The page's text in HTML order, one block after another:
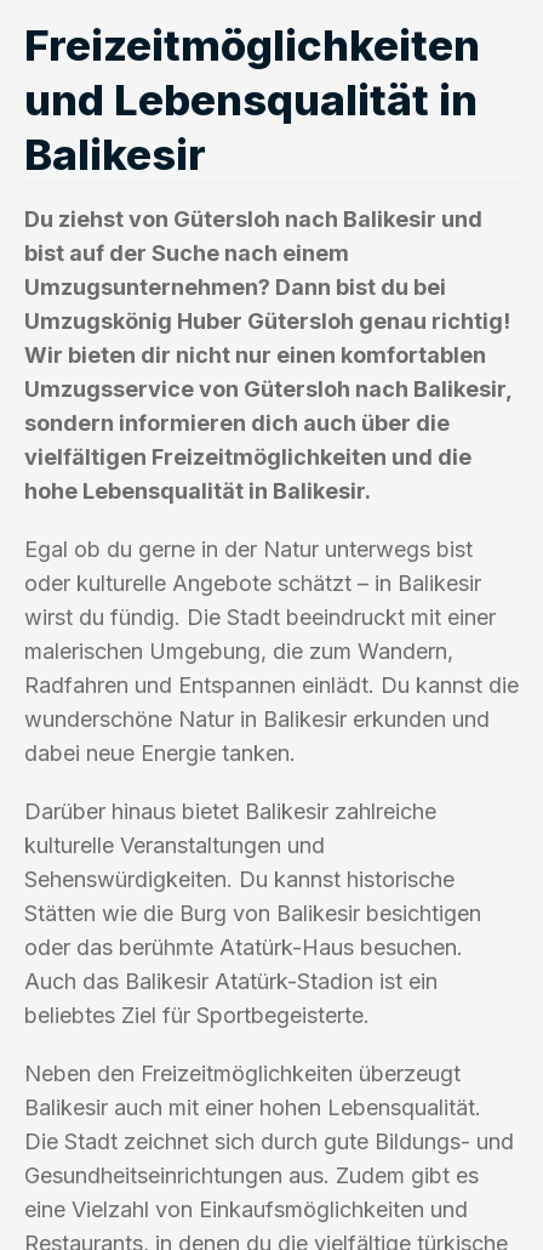
Freizeitmöglichkeiten
und Lebensqualität in
Balikesir
Du ziehst von Gütersloh nach Balikesir und
bist auf der Suche nach einem
Umzugsunternehmen? Dann bist du bei
Umzugskönig Huber Gütersloh genau richtig!
Wir bieten dir nicht nur einen komfortablen
Umzugsservice von Gütersloh nach Balikesir,
sondern informieren dich auch über die
vielfältigen Freizeitmöglichkeiten und die
hohe Lebensqualität in Balikesir.
Egal ob du gerne in der Natur unterwegs bist
oder kulturelle Angebote schätzt – in Balikesir
wirst du fündig. Die Stadt beeindruckt mit einer
malerischen Umgebung, die zum Wandern,
Radfahren und Entspannen einlädt. Du kannst die
wunderschöne Natur in Balikesir erkunden und
dabei neue Energie tanken.
Darüber hinaus bietet Balikesir zahlreiche
kulturelle Veranstaltungen und
Sehenswürdigkeiten. Du kannst historische
Stätten wie die Burg von Balikesir besichtigen
oder das berühmte Atatürk-Haus besuchen.
Auch das Balikesir Atatürk-Stadion ist ein
beliebtes Ziel für Sportbegeisterte.
Neben den Freizeitmöglichkeiten überzeugt
Balikesir auch mit einer hohen Lebensqualität.
Die Stadt zeichnet sich durch gute Bildungs- und
Gesundheitseinrichtungen aus. Zudem gibt es
eine Vielzahl von Einkaufsmöglichkeiten und
Restaurants, in denen du die vielfältige türkische